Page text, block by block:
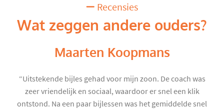
Recensies
Wat zeggen andere ouders?
Maarten Koopmans
“Uitstekende bijles gehad voor mijn zoon. De coach was
zeer vriendelijk en sociaal, waardoor er snel een klik
ontstond. Na een paar bijlessen was het gemiddelde snel